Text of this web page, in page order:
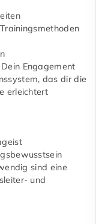
Engagement
das dir die
erleichtert
sind eine
und